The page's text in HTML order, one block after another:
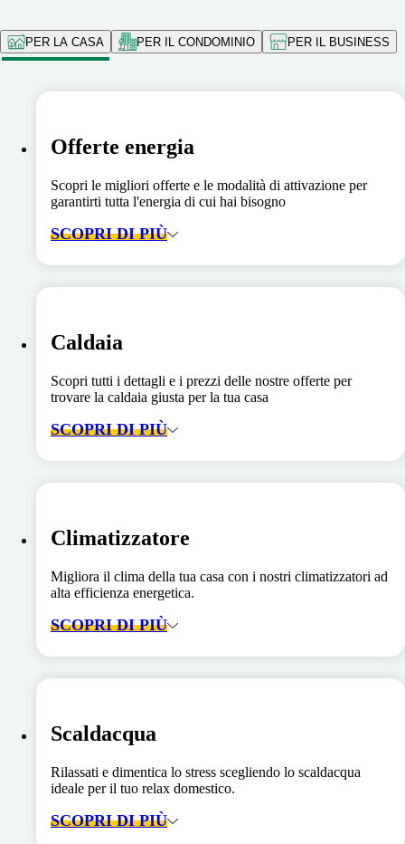
PER LA CASA PER IL CONDOMINIO PER IL BUSINESS
Offerte energia
Scopri le migliori offerte e le modalità di attivazione per
garantirti tutta l'energia di cui hai bisogno
SCOPRI DI PIÙ
Caldaia
Scopri tutti i dettagli e i prezzi delle nostre offerte per
trovare la caldaia giusta per la tua casa
SCOPRI DI PIÙ
Climatizzatore
Migliora il clima della tua casa con i nostri climatizzatori ad
alta efficienza energetica.
SCOPRI DI PIÙ
Scaldacqua
Rilassati e dimentica lo stress scegliendo lo scaldacqua
ideale per il tuo relax domestico.
SCOPRI DI PIÙ